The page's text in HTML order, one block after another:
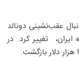
پنجشنبه ۱۱ ژوئن به دنبال عقب‌نشینی دونالد
ایران، تغییر کرد. در